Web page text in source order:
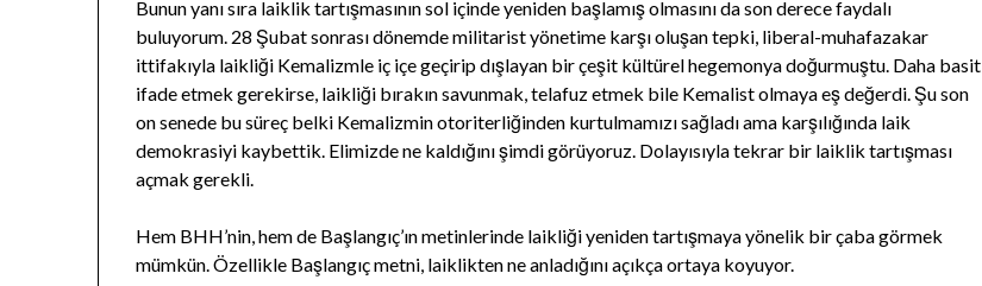
Bunun yanı sıra laiklik tartışmasının sol içinde yeniden başlamış olmasını da son derece faydalı
buluyorum. 28 Şubat sonrası dönemde militarist yönetime karşı oluşan tepki, liberal-muhafazakar
ittifakıyla laikliği Kemalizmle iç içe geçirip dışlayan bir çeşit kültürel hegemonya doğurmuştu. Daha basit
ifade etmek gerekirse, laikliği bırakın savunmak, telafuz etmek bile Kemalist olmaya eş değerdi. Şu son
on senede bu süreç belki Kemalizmin otoriterliğinden kurtulmamızı sağladı ama karşılığında laik
demokrasiyi kaybettik. Elimizde ne kaldığını şimdi görüyoruz. Dolayısıyla tekrar bir laiklik tartışması
açmak gerekli.
Hem BHH’nin, hem de Başlangıç’ın metinlerinde laikliği yeniden tartışmaya yönelik bir çaba görmek
mümkün. Özellikle Başlangıç metni, laiklikten ne anladığını açıkça ortaya koyuyor.